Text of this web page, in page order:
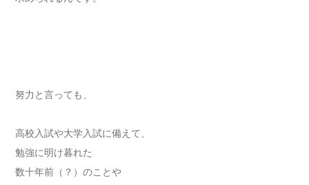
努力と言っても、
高校入試や大学入試に備えて、
勉強に明け暮れた
数十年前（？）のことや